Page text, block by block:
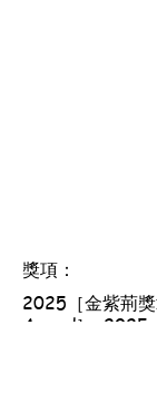
獎項：
2025［金紫荊
Award］, 2025